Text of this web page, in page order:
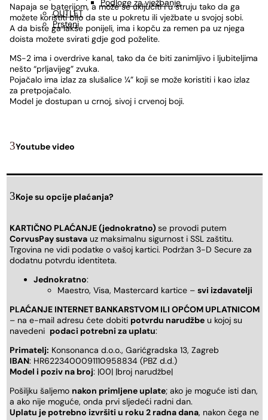
Podloge za vježbanje
OUTLET
Prsteni
Napaja se baterijom, a može se uključiti i u struju tako da ga
možete koristiti bilo da ste u pokretu ili vježbate u svojoj sobi.
A da biste ga lakše ponijeli, ima i kopču za remen pa uz njega
doista možete svirati gdje god poželite.
MS-2 ima i overdrive kanal, tako da će biti zanimljivo i ljubiteljima
nešto “prljavijeg” zvuka.
Pojačalo ima izlaz za slušalice ¼” koji se može koristiti i kao izlaz
za pretpojačalo.
Model je dostupan u crnoj, sivoj i crvenoj boji.
Youtube video
Koje su opcije plaćanja?
KARTIČNO PLAĆANJE (jednokratno) se provodi putem
CorvusPay sustava uz maksimalnu sigurnost i SSL zaštitu.
Trgovina ne vidi podatke o vašoj kartici. Podržan 3-D Secure za
dodatnu potvrdu identiteta.
Jednokratno:
Maestro, Visa, Mastercard kartice – svi izdavatelji
PLAĆANJE INTERNET BANKARSTVOM ILI OPĆOM UPLATNICOM
– na e-mail adresu ćete dobiti potvrdu narudžbe u kojoj su
navedeni podaci potrebni za uplatu:
Primatelj: Konsonanca d.o.o., Garićgradska 13, Zagreb
IBAN: HR6223400091110958834 (PBZ d.d.)
Model i poziv na broj: |00| |broj narudžbe|
Pošiljku šaljemo nakon primljene uplate; ako je moguće isti dan,
a ako nije moguće, onda prvi sljedeći radni dan.
Uplatu je potrebno izvršiti u roku 2 radna dana, nakon čega ne